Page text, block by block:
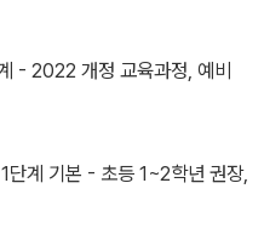
- 2022 개정 교육과정, 예비
단계 기본 - 초등 1~2학년 권장,